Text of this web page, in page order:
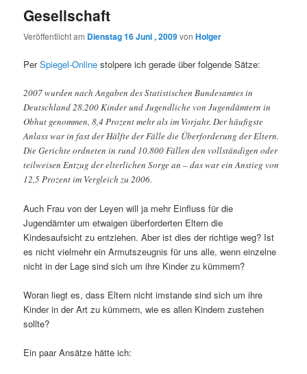
Gesellschaft
Veröffentlicht am Dienstag 16 Juni , 2009vonHolger
PerSpiegel-Online stolpere ich gerade über folgende Sätze:
2007 wurden nach Angaben des Statistischen Bundesamtes in
Deutschland 28.200 Kinder und Jugendliche von Jugendämtern in
Obhut genommen, 8,4 Prozent mehr als im Vorjahr. Der häufigste
Anlass war in fast der Hälfte der Fälle die Überforderung der Eltern.
Die Gerichte ordneten in rund 10.800 Fällen den vollständigen oder
teilweisen Entzug der elterlichen Sorge an – das war ein Anstieg von
12,5 Prozent im Vergleich zu 2006.
Auch Frau von der Leyen will ja mehr Einfluss für die
Jugendämter um etwaigen überforderten Eltern die
Kindesaufsicht zu entziehen. Aber ist dies der richtige weg? Ist
es nicht vielmehr ein Armutszeugnis für uns alle, wenn einzelne
nicht in der Lage sind sich um ihre Kinder zu kümmern?
Woran liegt es, dass Eltern nicht imstande sind sich um ihre
Kinder in der Art zu kümmern, wie es allen Kindern zustehen
sollte?
Ein paar Ansätze hätte ich: